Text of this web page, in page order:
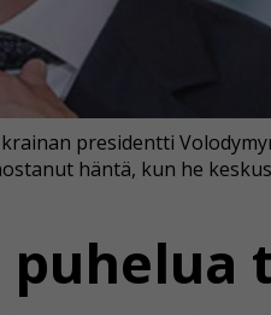
presidentti
häntä, kun he